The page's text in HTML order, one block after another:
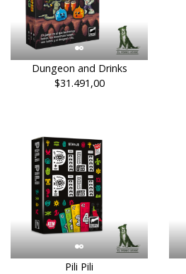
Dungeon and Drinks
$31.491,00
Pili Pili